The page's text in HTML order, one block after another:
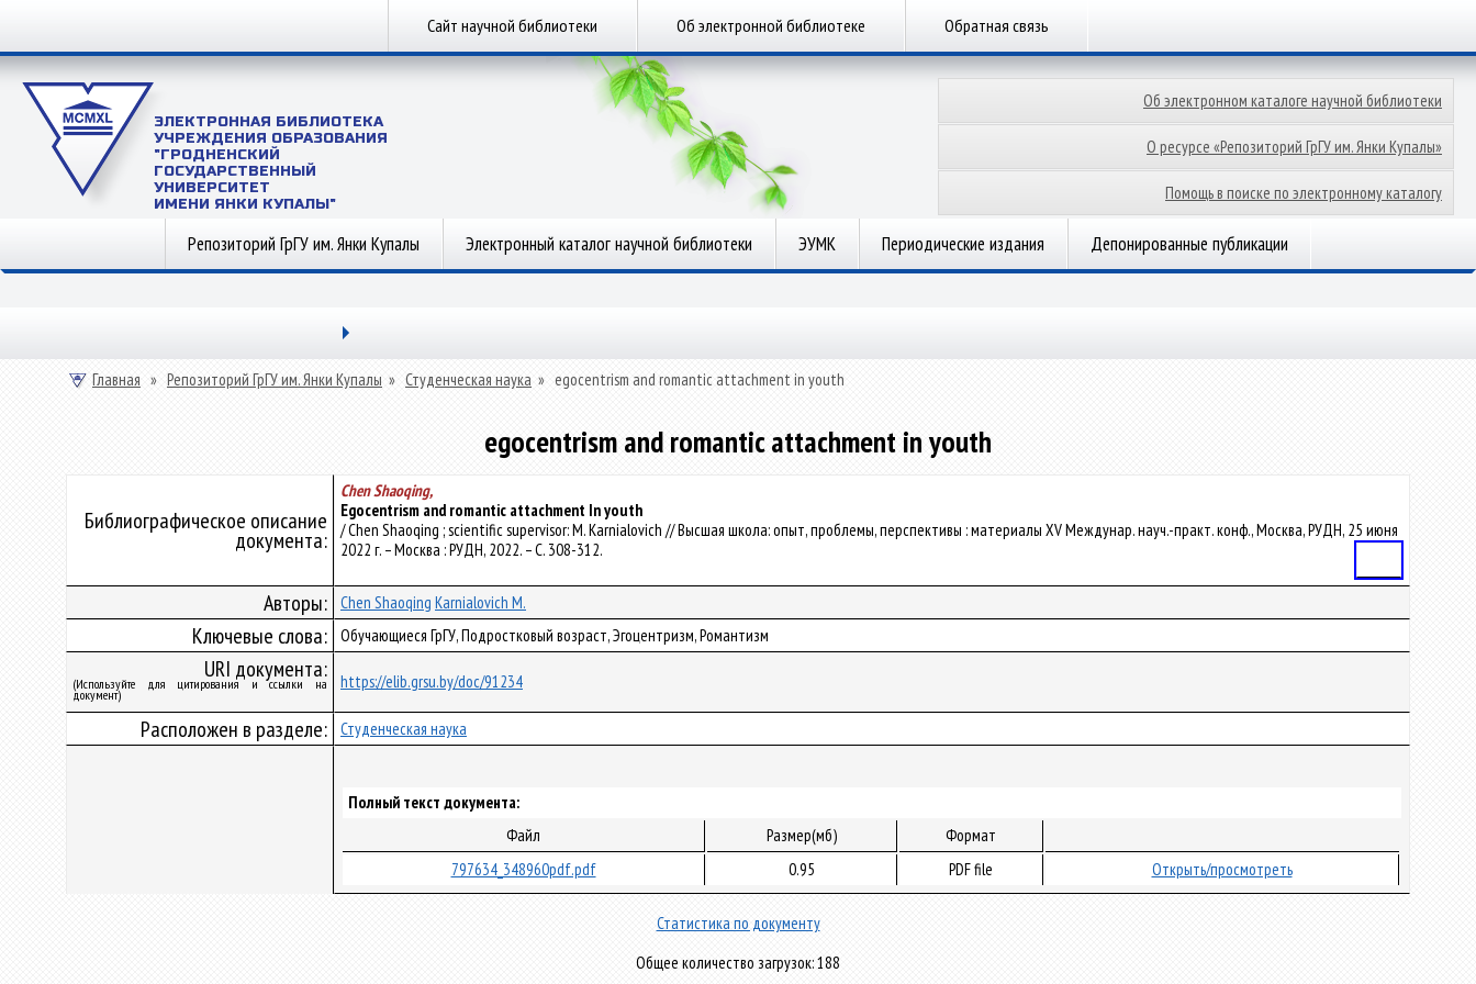
Сайт научной библиотеки Об электронной библиотеке Обратная связь
ЭЛЕКТРОННАЯ БИБЛИОТЕКА
УЧРЕЖДЕНИЯ ОБРАЗОВАНИЯ
"ГРОДНЕНСКИЙ
ГОСУДАРСТВЕННЫЙ
УНИВЕРСИТЕТ
ИМЕНИ ЯНКИ КУПАЛЫ"
Об электронном каталоге научной библиотеки
О ресурсе «Репозиторий ГрГУ им. Янки Купалы»
Помощь в поиске по электронному каталогу
Репозиторий ГрГУ им. Янки Купалы Электронный каталог научной библиотеки ЭУМК Периодические издания Депонированные публикации
Главная » Репозиторий ГрГУ им. Янки Купалы » Студенческая наука » egocentrism and romantic attachment in youth
egocentrism and romantic attachment in youth
Библиографическое описание
документа:
Chen Shaoqing,
Egocentrism and romantic attachment In youth
/ Chen Shaoqing ; scientific supervisor: M. Karnialovich // Высшая школа: опыт, проблемы, перспективы : материалы ХV Междунар. науч.-практ. конф., Москва, РУДН, 25 июня
2022 г. – Москва : РУДН, 2022. – С. 308-312.
Авторы: Chen Shaoqing Karnialovich M.
Ключевые слова: Обучающиеся ГрГУ, Подростковый возраст, Эгоцентризм, Романтизм
URI документа:
(Используйте для цитирования и ссылки на
документ)
https://elib.grsu.by/doc/91234
Расположен в разделе: Студенческая наука
Полный текст документа:
Файл
Размер(мб)
Формат
797634_348960pdf.pdf
0.95 PDF file Открыть/просмотреть
Статистика по документу
Общее количество загрузок: 188